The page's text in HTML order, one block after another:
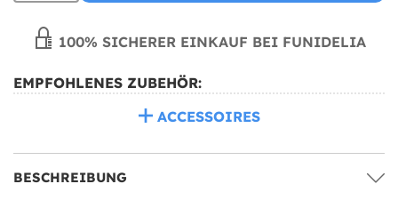
100% SICHERER EINKAUF BEI FUNIDELIA
EMPFOHLENES ZUBEHÖR:
ACCESSOIRES
BESCHREIBUNG